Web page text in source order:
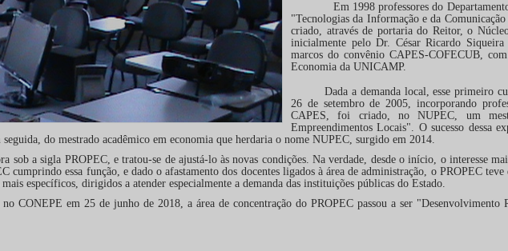
Em 1998 professores do Departamento
"Tecnologias da Informação e da
criado, através de portaria do Reitor, o
inicialmente pelo Dr. César Ricardo
marcos do convênio CAPES-COFECUB,
Economia da UNICAMP.
Dada a demanda local, esse primeiro
26 de setembro de 2005, incorporando
CAPES, foi criado, no NUPEC, um
Empreendimentos Locais". O sucesso dessa
do mestrado acadêmico em economia que herdaria o nome NUPEC, surgido em 2014.
sigla PROPEC, e tratou-se de ajustá-lo às novas condições. Na verdade, desde o início, o interesse
essa função, e dado o afastamento dos docentes ligados à área de administração, o PROPEC
específicos, dirigidos a atender especialmente a demanda das instituições públicas do Estado.
em 25 de junho de 2018, a área de concentração do PROPEC passou a ser "Desenvolvimento